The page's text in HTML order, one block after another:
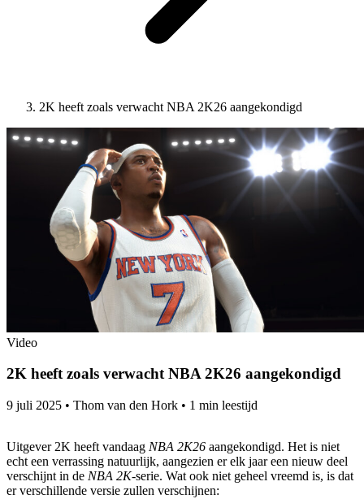
2K heeft zoals verwacht NBA 2K26 aangekondigd
Video
2K heeft zoals verwacht NBA 2K26 aangekondigd
9 juli 2025 • Thom van den Hork • 1 min leestijd
Uitgever 2K heeft vandaag NBA 2K26 aangekondigd. Het is niet
echt een verrassing natuurlijk, aangezien er elk jaar een nieuw deel
verschijnt in de NBA 2K-serie. Wat ook niet geheel vreemd is, is dat
er verschillende versie zullen verschijnen: